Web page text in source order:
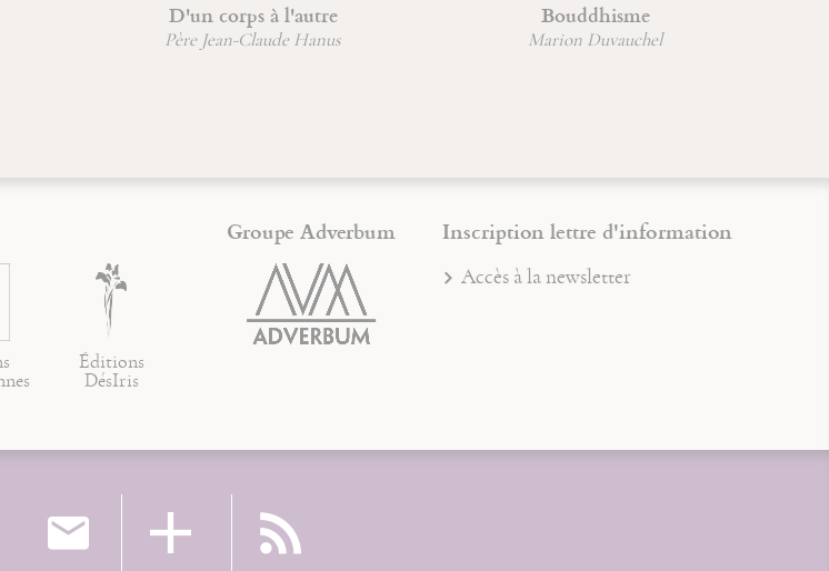
D'un corps à l'autre
Père Jean-Claude Hanus
Bouddhisme
Marion Duvauchel
Éditions
DésIris
Groupe Adverbum Inscription lettre d'information
Accès à la newsletter